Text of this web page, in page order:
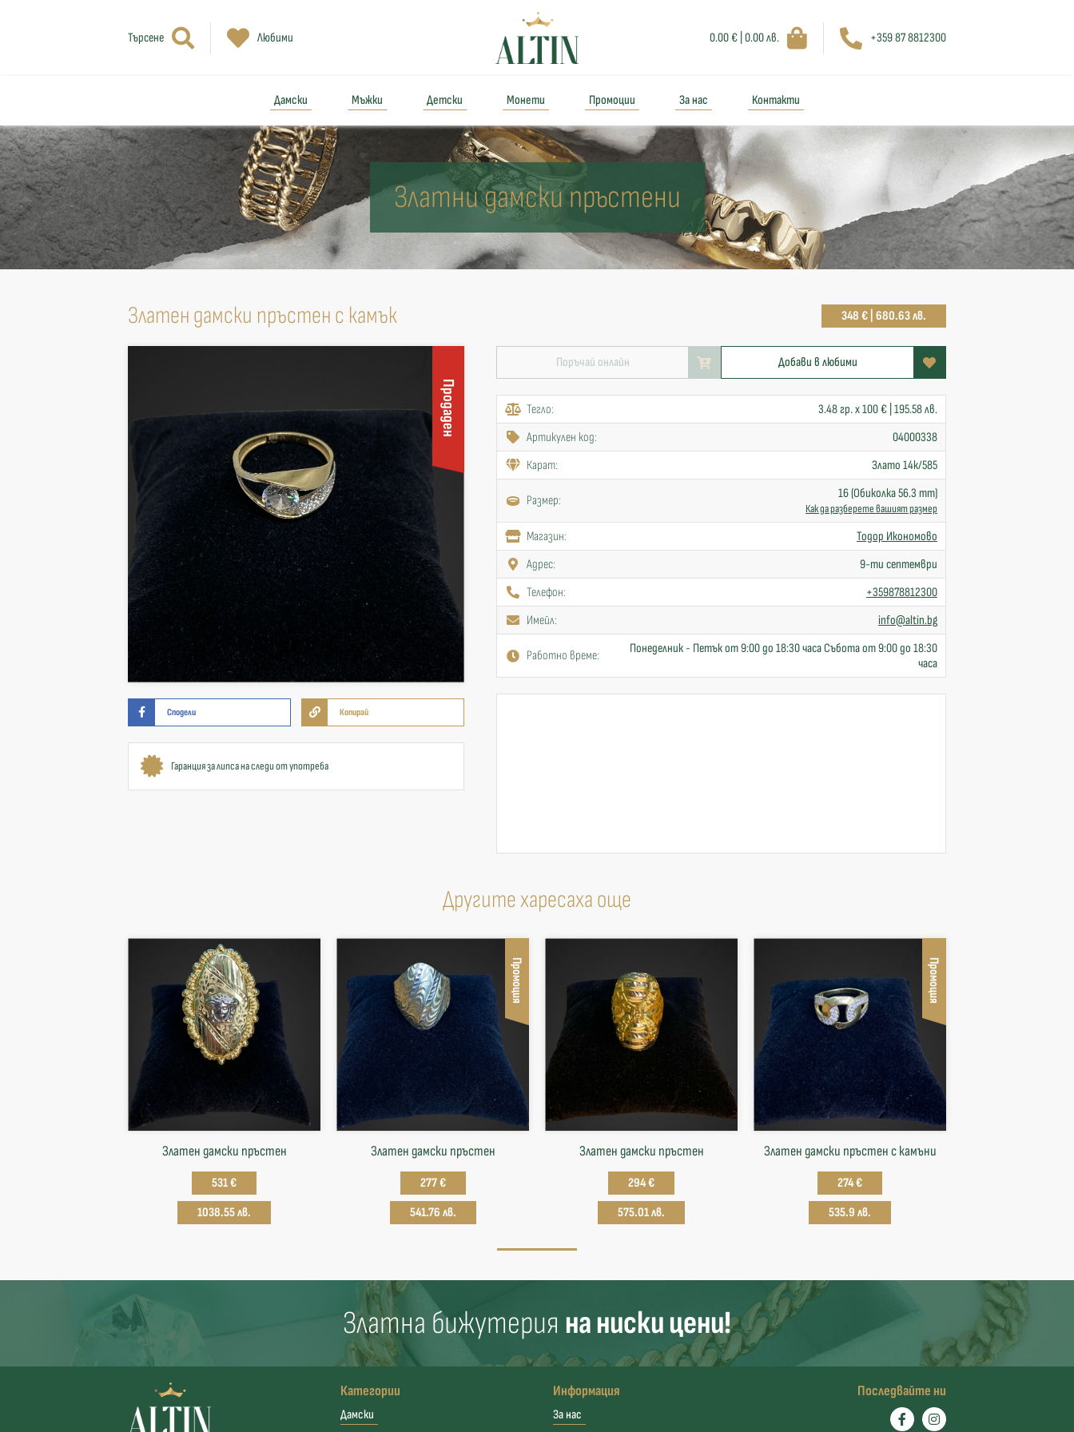
Търсене Любими 0.00 € | 0.00 лв. +359 87 8812300
Дамски Мъжки Детски Монети Промоции За нас Контакти
Златни дамски пръстени
Златен дамски пръстен с камък 348 € | 680.63 лв.
Продаден
Сподели Копирай
Гаранция за липса на следи от употреба
Поръчай онлайн Добави в любими
Тегло:
3.48 гр. x 100 € | 195.58 лв.
Артикулен код:
04000338
Карат:
Злато 14к/585
Размер: 16 (Обиколка 56.3 mm)
Как да разберете вашият размер
Mагазин:
Тодор Икономово
Адрес:
9-ти септември
Телефон:
+359878812300
Имейл:
info@altin.bg
Работно време:
Понеделник - Петък от 9:00 до 18:30 часа Събота от 9:00 до 18:30
часа
Другите харесаха още
Златен дамски пръстен
531 €
1038.55 лв.
Промоция
Златен дамски пръстен
277 €
541.76 лв.
Златен дамски пръстен
294 €
575.01 лв.
Промоция
Златен дамски пръстен с камъни
274 €
535.9 лв.
Златна бижутерия на ниски цени!
Категории
Дамски
Информация
За нас
Последвайте ни